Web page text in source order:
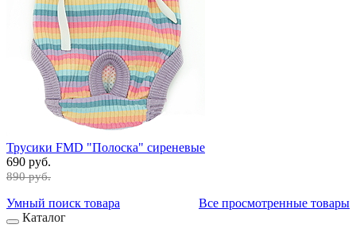
Трусики FMD "Полоска" сиреневые
690 руб.
890 руб.
Все просмотренные товары
Умный поиск товара
Каталог